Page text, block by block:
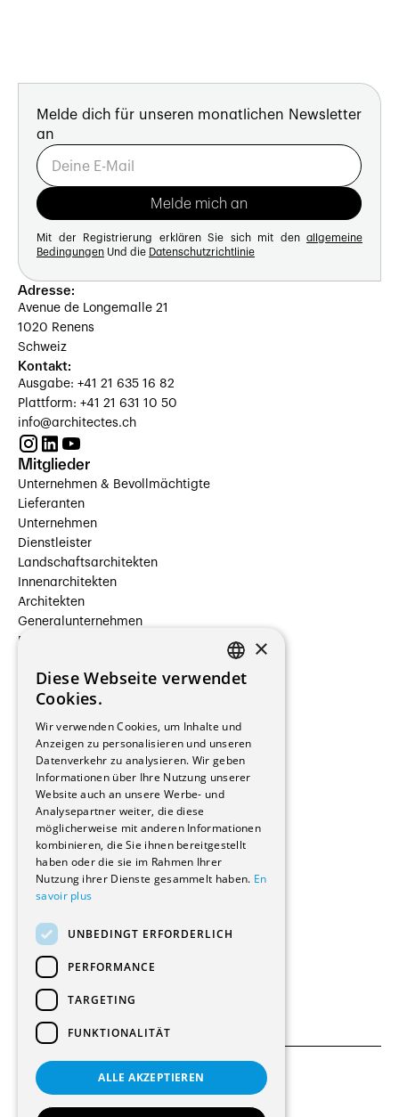
Melde dich für unseren monatlichen Newsletter
an
Mit der Registrierung erklären Sie sich mit den allgemeine
Bedingungen Und die Datenschutzrichtlinie
Adresse:
Avenue de Longemalle 21
1020 Renens
Schweiz
Kontakt:
Ausgabe: +41 21 635 16 82
Plattform: +41 21 631 10 50
info@architectes.ch
Mitglieder
Unternehmen & Bevollmächtigte
Lieferanten
Unternehmen
Dienstleister
Landschaftsarchitekten
Innenarchitekten
Architekten
Generalunternehmen
Beauftragte Unternehmen
Hersteller/Lieferanten
Bauherrschaften
Immobilienverwaltungsgesellschaften
Stockwerkeigentum
Reportagen
Wohnungen
Renovierungen
Innere Umbauten
Gastgewerbe und Tourismus
Verwaltungsgebäude und Geschäfte
Schuleinrichtungen
Medizinische Einrichtungen
Kultur - Sport - Freizeit
Industrie - Handwerk
Transport und Parkplätze
Diverse Bauten
Allgemeine Bedingungen
FRENCH
×
Diese Webseite verwendet
Cookies.
Wir verwenden Cookies, um Inhalte und
Anzeigen zu personalisieren und unseren
Datenverkehr zu analysieren. Wir geben
Informationen über Ihre Nutzung unserer
Website auch an unsere Werbe- und
Analysepartner weiter, die diese
möglicherweise mit anderen Informationen
kombinieren, die Sie ihnen bereitgestellt
haben oder die sie im Rahmen Ihrer
Nutzung ihrer Dienste gesammelt haben. En
savoir plus
UNBEDINGT ERFORDERLICH
PERFORMANCE
TARGETING
FUNKTIONALITÄT
ALLE AKZEPTIEREN